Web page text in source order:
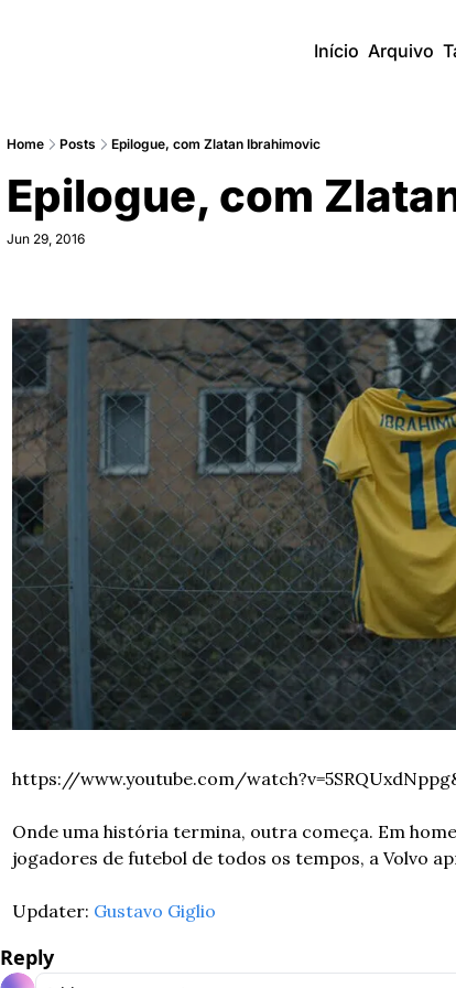
Início Arquivo
Home Posts Epilogue, com Zlatan Ibrahimovic
Epilogue, com
Jun 29, 2016
https://www.youtube.com/
Onde uma história termina, outra começa. Em
jogadores de futebol de todos os tempos, a Volvo
Updater: Gustavo Giglio
Reply